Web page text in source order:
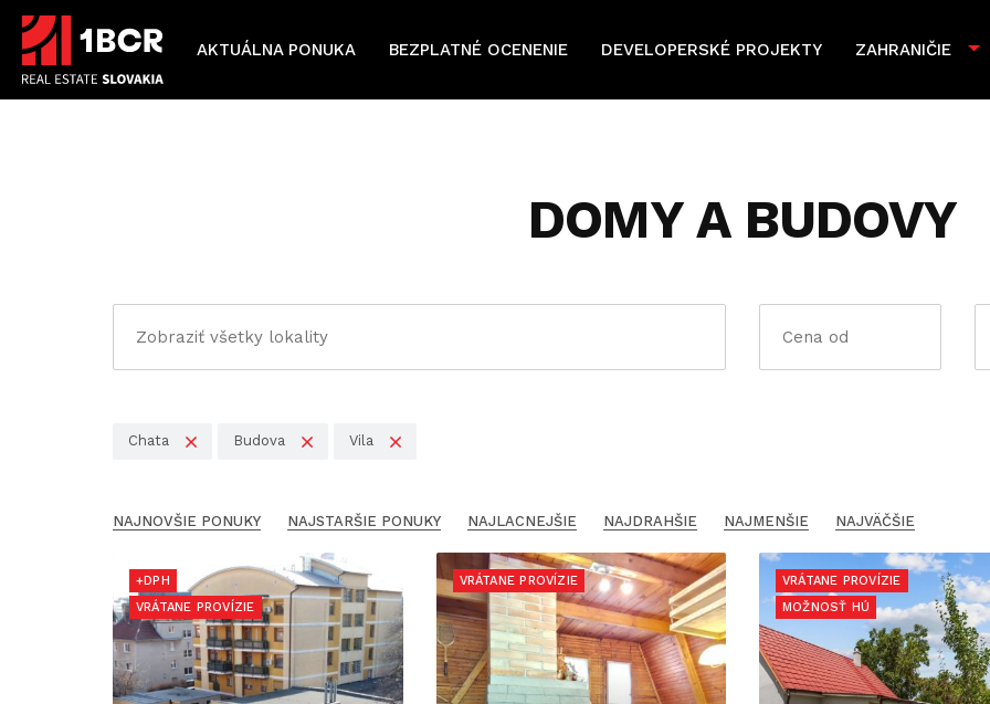
AKTUÁLNA PONUKA BEZPLATNÉ OCENENIE DEVELOPERSKÉ PROJEKTY ZAHRANIČIE
DOMY A BUDOVY
Chata Budova Vila
NAJNOVŠIE PONUKY NAJSTARŠIE PONUKY NAJLACNEJŠIE NAJDRAHŠIE NAJMENŠIE NAJVÄČŠIE
+DPH
VRÁTANE PROVÍZIE
VRÁTANE PROVÍZIE
VRÁTANE PROVÍZIE
MOŽNOSŤ HÚ